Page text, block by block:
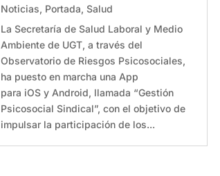
Noticias, Portada,Salud
La Secretaría de Salud Laboral y Medio
Ambiente de UGT, a través del
Observatorio de Riesgos Psicosociales,
ha puesto en marcha una App
para iOS y Android, llamada “Gestión
Psicosocial Sindical”, con el objetivo de
impulsar la participación de los...